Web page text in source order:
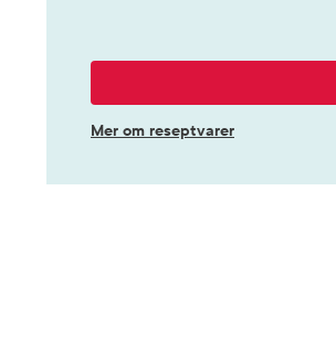
Mer om reseptvarer